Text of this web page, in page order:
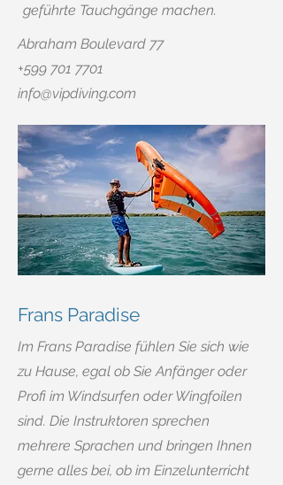
geführte Tauchgänge machen.
Abraham Boulevard 77
+599 701 7701
info@vipdiving.com
Frans Paradise
Im Frans Paradise fühlen Sie sich wie
zu Hause, egal ob Sie Anfänger oder
Profi im Windsurfen oder Wingfoilen
sind. Die Instruktoren sprechen
mehrere Sprachen und bringen Ihnen
gerne alles bei, ob im Einzelunterricht